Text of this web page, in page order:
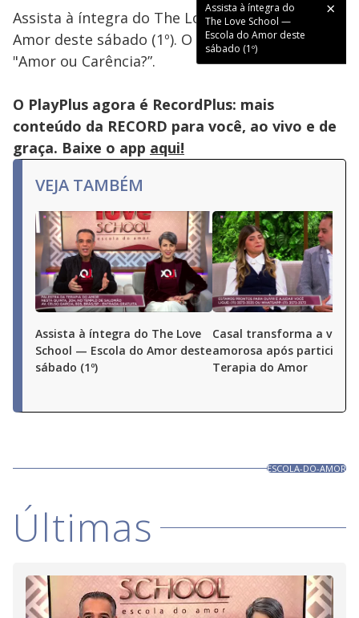
Assista à íntegra do
The Love School —
Escola do Amor deste
sábado (1º)
Assista à íntegra do The Love School - Escola do
Amor deste sábado (1º). O tema abordado foi
"Amor ou Carência?”.
O PlayPlus agora é RecordPlus: mais
conteúdo da RECORD para você, ao vivo e de
graça. Baixe o app aqui!
VEJA TAMBÉM
Assista à íntegra do The Love
School — Escola do Amor deste
sábado (1º)
Casal transforma a vida
amorosa após participar
Terapia do Amor
ESCOLA-DO-AMOR
Últimas